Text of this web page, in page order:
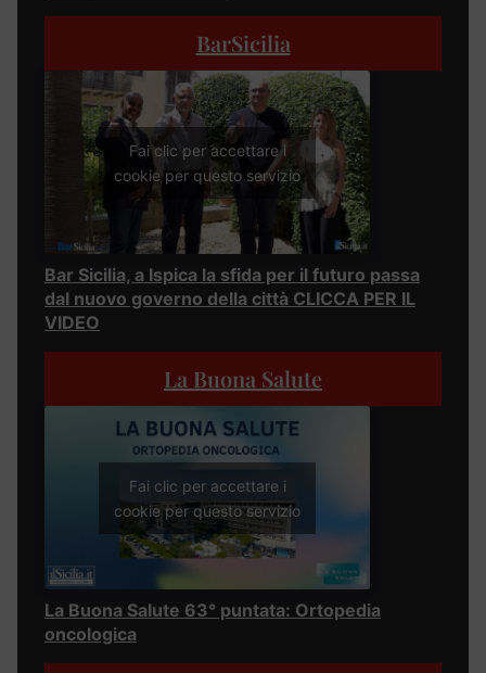
BarSicilia
Fai clic per accettare i
cookie per questo servizio
Bar Sicilia, a Ispica la sfida per il futuro passa
dal nuovo governo della città CLICCA PER IL
VIDEO
La Buona Salute
Fai clic per accettare i
cookie per questo servizio
La Buona Salute 63° puntata: Ortopedia
oncologica